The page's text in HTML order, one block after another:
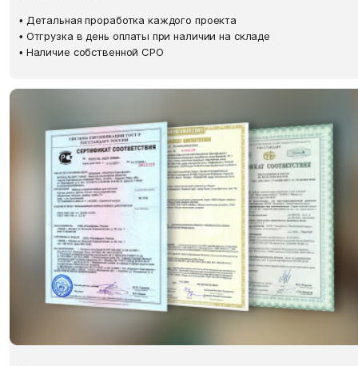
• Детальная проработка каждого проекта
• Отгрузка в день оплаты при наличии на складе
• Наличие собственной СРО